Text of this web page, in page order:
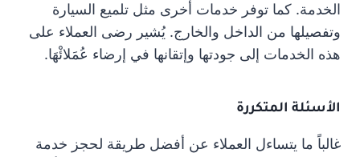
الخدمة. كما توفر خدمات أخرى مثل تلميع السيارة
وتفصيلها من الداخل والخارج. يُشير رضى العملاء على
هذه الخدمات إلى جودتها وإتقانها في إرضاء عُمَلائْهَا.
الأسئلة المتكررة
غالباً ما يتساءل العملاء عن أفضل طريقة لحجز خدمة